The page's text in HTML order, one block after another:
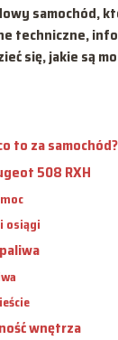
samochód,
techniczne,
się, jakie są
to za samochód?
508 RXH
osiągi
wnętrza